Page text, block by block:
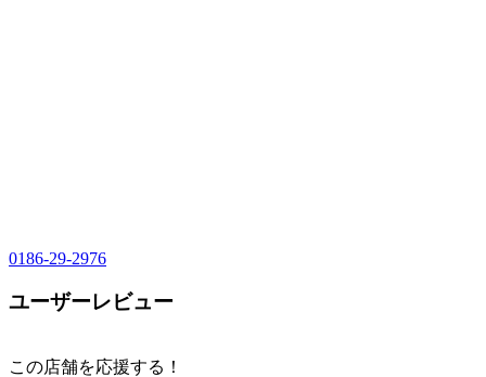
0186-29-2976
ユーザーレビュー
この店舗を応援する！